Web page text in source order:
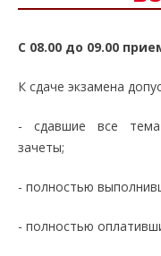
С 08.00 до 09.00
К сдаче экзамена
- сдавшие все
зачеты;
- полностью
- полностью